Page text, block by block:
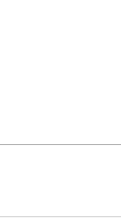
a color, tejido o acabado.